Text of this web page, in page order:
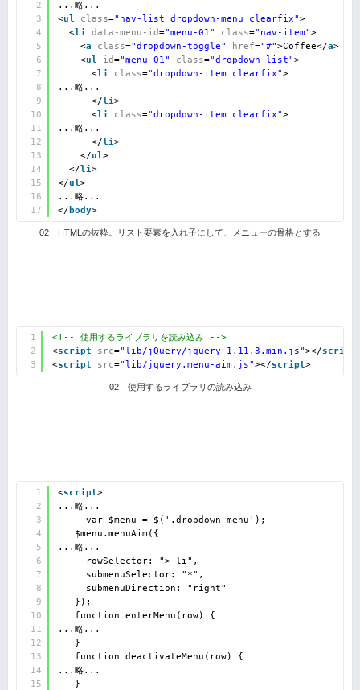
2
3
4
5
6
7
8
9
10
11
12
13
14
15
16
17
...略...
<ul class="nav-list dropdown-menu clearfix">
<li data-menu-id="menu-01" class="nav-item">
<a class="dropdown-toggle" href="#">Coffee</a>
<ul id="menu-01" class="dropdown-list">
<li class="dropdown-item clearfix">
...略...
</li>
<li class="dropdown-item clearfix">
...略...
</li>
</ul>
</li>
</ul>
...略...
</ body>
02 HTMLの抜粋。リスト要素を入れ子にして、メニューの骨格とする
1
2
3
<!-- 使用するライブラリを読み込み -->
<script src="lib/jQuery/jquery-1.11.3.min.js"></script
<script src="lib/jquery.menu-aim.js"></script>
02 使用するライブラリの読み込み
1
2
3
4
5
6
7
8
9
10
11
12
13
14
15
<script>
...略...
var $menu = $('.dropdown-menu');
$menu.menuAim({
...略...
rowSelector: "> li",
submenuSelector: "*",
submenuDirection: "right"
});
function enterMenu(row) {
...略...
}
function deactivateMenu(row) {
...略...
}